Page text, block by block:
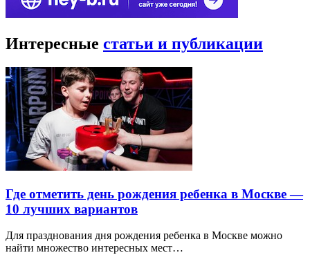
Интересные статьи и публикации
Где отметить день рождения ребенка в Москве —
10 лучших вариантов
Для празднования дня рождения ребенка в Москве можно
найти множество интересных мест…